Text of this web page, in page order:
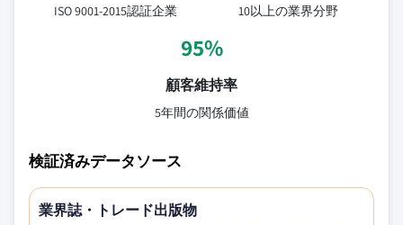
ISO 9001-2015認証企業 10以上の業界分野
95%
顧客維持率
5年間の関係価値
検証済みデータソース
業界誌・トレード出版物